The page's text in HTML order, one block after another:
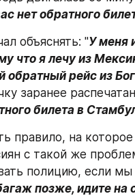
нет обратного
объяснять: "У меня
что я лечу из
рейс из
заранее
билета в
правило, на
с такой же
полицию, если мы
позже, идите